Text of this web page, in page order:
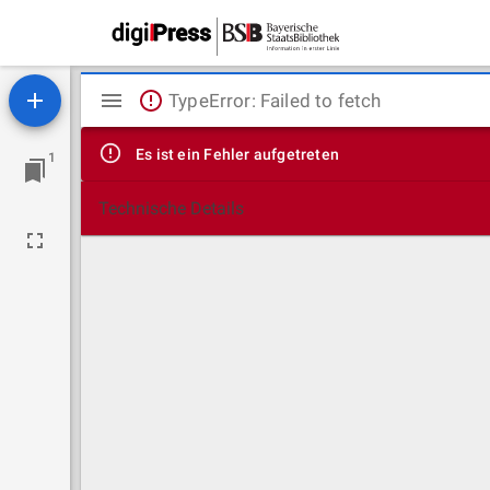
1
Mirador
Viewer
TypeError: Failed to fetch
Es ist ein Fehler aufgetreten
Technische Details